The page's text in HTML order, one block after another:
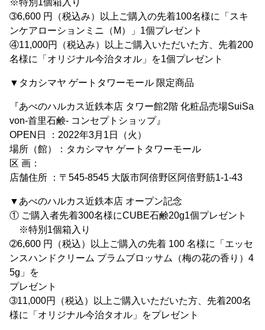
➂6,600 円（税込み）以上ご購入の先着100名様に「スキ
ンケアローションミニ（M）」1個プレゼント
④11,000円（税込み）以上ご購入いただいた方、先着200
名様に「オリジナル今治タオル」を1個プレゼント
▼タカシマヤ ゲートタワーモール 限定商品
『あべのハルカス近鉄本店 タワー館2階 化粧品売場SuiSa
von-首里石鹸- コンセプトショップ』
OPEN日 ：2022年3月1日（火）
場所（館）：タカシマヤ ゲートタワーモール
区 画：
店舗住所 ：〒545-8545 大阪市阿倍野区阿倍野筋1-1-43
▼あべのハルカス近鉄本店 オープン記念
① ご購入者先着300名様にCUBE石鹸20g1個プレゼント
※特別1個箱入り
➁6,600 円（税込）以上ご購入の先着 100 名様に「エッセ
ンスハンドクリーム プラムブロッサム（梅の花の香り）4
5g」を
プレゼント
➂11,000円（税込）以上ご購入いただいた方、先着200名
様に「オリジナル今治タオル」をプレゼント